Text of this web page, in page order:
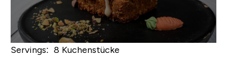
Servings: 8 Kuchenstücke